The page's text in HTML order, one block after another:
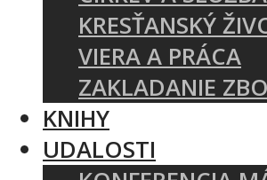
KRESŤANSKÝ
VIERA A PRÁCA
ZAKLADANIE
KNIHY
UDALOSTI